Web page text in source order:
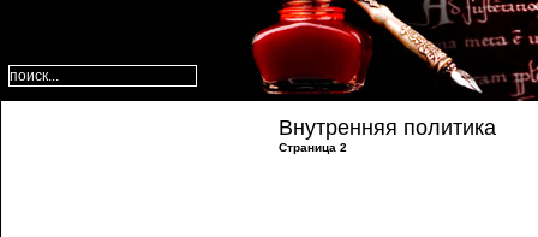
Внутренняя политика
Страница 2